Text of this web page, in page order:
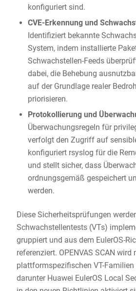
konfiguriert sind.
CVE-Erkennung und
Identifiziert bekannte
System, indem installierte
Schwachstellen-Feeds
dabei, die Behebung
auf der Grundlage realer
priorisieren.
Protokollierung und
Überwachungsregeln für
verfolgt den Zugriff auf
konfiguriert rsyslog für die
und stellt sicher, dass
ordnungsgemäß gespeichert
werden.
Diese Sicherheitsprüfungen
Schwachstellentests (VTs)
gruppiert und aus dem EulerOS-
referenziert. OPENVAS SCAN
plattformspezifischen VT-
darunter Huawei EulerOS Local